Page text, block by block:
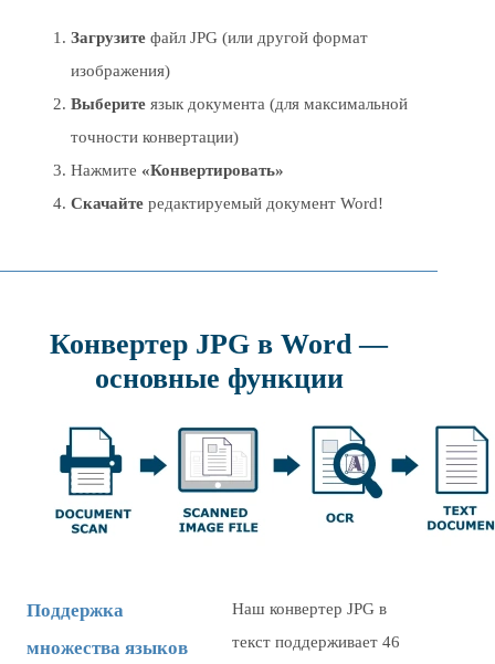
Загрузите файл JPG (или другой формат
изображения)
Выберите язык документа (для максимальной
точности конвертации)
Нажмите «Конвертировать»
Скачайте редактируемый документ Word!
Конвертер JPG в Word —
основные функции
Поддержка
множества языков
Наш конвертер JPG в
текст поддерживает 46